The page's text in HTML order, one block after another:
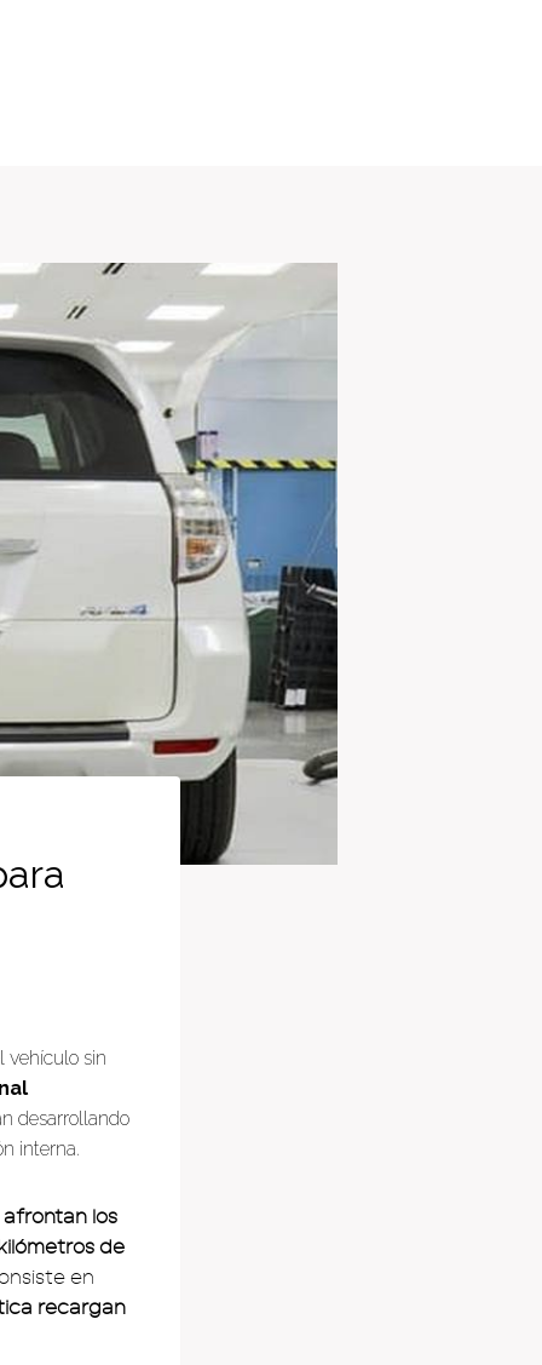
vehículo sin
desarrollando
interna.
los
de
en
recargan